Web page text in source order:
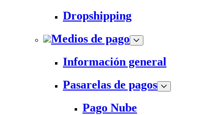
Dropshipping
Medios de pago
Información general
Pasarelas de pagos
Pago Nube